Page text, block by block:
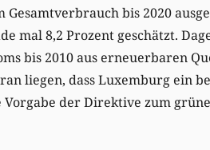
bis 2020
mal 8,2 Prozent geschätzt.
bis 2010 aus erneuerbaren
liegen, dass Luxemburg ein
Vorgabe der Direktive zum